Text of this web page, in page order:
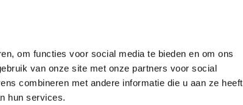
om functies voor social media te bieden en om ons
van onze site met onze partners voor social
combineren met andere informatie die u aan ze heeft
hun services.